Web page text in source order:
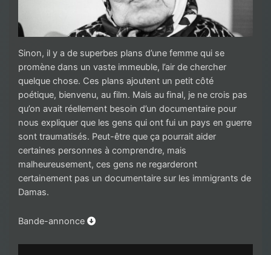
Sinon, il y a de superbes plans d’une femme qui se
promène dans un vaste immeuble, l’air de chercher
quelque chose. Ces plans ajoutent un petit côté
poétique, bienvenu, au film. Mais au final, je ne crois pas
qu’on avait réellement besoin d’un documentaire pour
nous expliquer que les gens qui ont fui un pays en guerre
sont traumatisés. Peut-être que ça pourrait aider
certaines personnes à comprendre, mais
malheureusement, ces gens ne regarderont
certainement pas un documentaire sur les immigrants de
Damas.
Bande-annonce